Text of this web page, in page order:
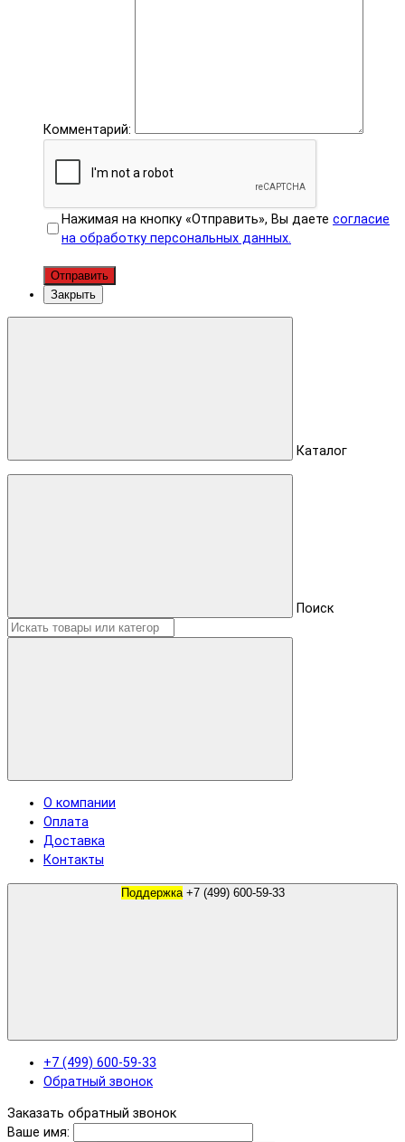
Комментарий:
Нажимая на кнопку «Отправить», Вы даете согласие
на обработку персональных данных.
Отправить
Закрыть
Каталог
Поиск
О компании
Оплата
Доставка
Контакты
Поддержка +7 (499) 600-59-33
+7 (499) 600-59-33
Обратный звонок
Заказать обратный звонок
Ваше имя: